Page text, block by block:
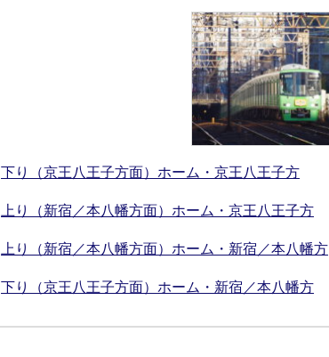
下り（京王八王子方面）ホーム・京王八王子方
上り（新宿／本八幡方面）ホーム・京王八王子方
上り（新宿／本八幡方面）ホーム・新宿／本八幡方
下り（京王八王子方面）ホーム・新宿／本八幡方